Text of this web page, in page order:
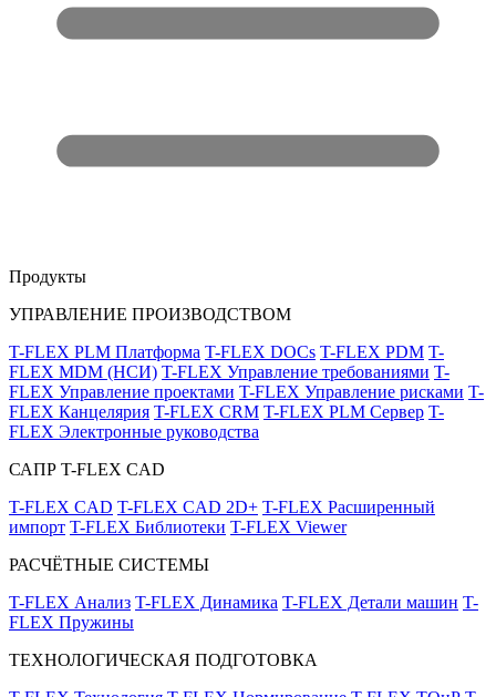
Продукты
УПРАВЛЕНИЕ ПРОИЗВОДСТВОМ
T-FLEX PLM Платформа T-FLEX DOCs T-FLEX PDM T-
FLEX MDM (НСИ) T-FLEX Управление требованиями T-
FLEX Управление проектами T-FLEX Управление рисками T-
FLEX Канцелярия T-FLEX CRM T-FLEX PLM Сервер T-
FLEX Электронные руководства
САПР T-FLEX CAD
T-FLEX CAD T-FLEX CAD 2D+ T-FLEX Расширенный
импорт T-FLEX Библиотеки T-FLEX Viewer
РАСЧЁТНЫЕ СИСТЕМЫ
T-FLEX Анализ T-FLEX Динамика T-FLEX Детали машин T-
FLEX Пружины
ТЕХНОЛОГИЧЕСКАЯ ПОДГОТОВКА